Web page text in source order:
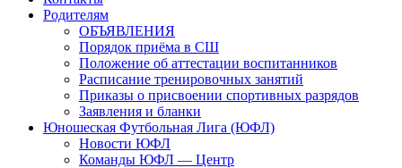
Родителям
ОБЪЯВЛЕНИЯ
Порядок приёма в СШ
Положение об аттестации воспитанников
Расписание тренировочных занятий
Приказы о присвоении спортивных разрядов
Заявления и бланки
Юношеская Футбольная Лига (ЮФЛ)
Новости ЮФЛ
Команды ЮФЛ — Центр